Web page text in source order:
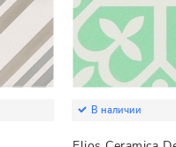
В наличии